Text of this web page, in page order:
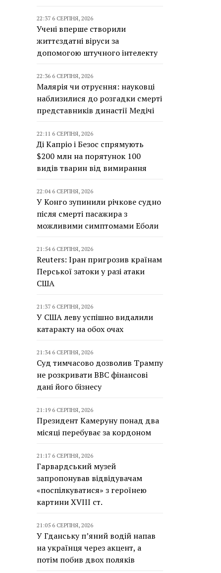
22:37 6 СЕРПНЯ, 2026
Учені вперше створили
життєздатні віруси за
допомогою штучного інтелекту
22:36 6 СЕРПНЯ, 2026
Малярія чи отруєння: науковці
наблизилися до розгадки смерті
представників династії Медічі
22:11 6 СЕРПНЯ, 2026
Ді Капріо і Безос спрямують
$200 млн на порятунок 100
видів тварин від вимирання
22:04 6 СЕРПНЯ, 2026
У Конго зупинили річкове судно
після смерті пасажира з
можливими симптомами Еболи
21:54 6 СЕРПНЯ, 2026
Reuters: Іран пригрозив країнам
Перської затоки у разі атаки
США
21:37 6 СЕРПНЯ, 2026
У США леву успішно видалили
катаракту на обох очах
21:34 6 СЕРПНЯ, 2026
Суд тимчасово дозволив Трампу
не розкривати BBC фінансові
дані його бізнесу
21:19 6 СЕРПНЯ, 2026
Президент Камеруну понад два
місяці перебуває за кордоном
21:17 6 СЕРПНЯ, 2026
Гарвардський музей
запропонував відвідувачам
«поспілкуватися» з героїнею
картини XVIII ст.
21:05 6 СЕРПНЯ, 2026
У Гданську п’яний водій напав
на українця через акцент, а
потім побив двох поляків